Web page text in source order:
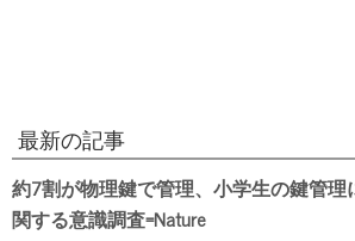
最新の記事
約7割が物理鍵で管理、小学生の鍵管理
関する意識調査=Nature